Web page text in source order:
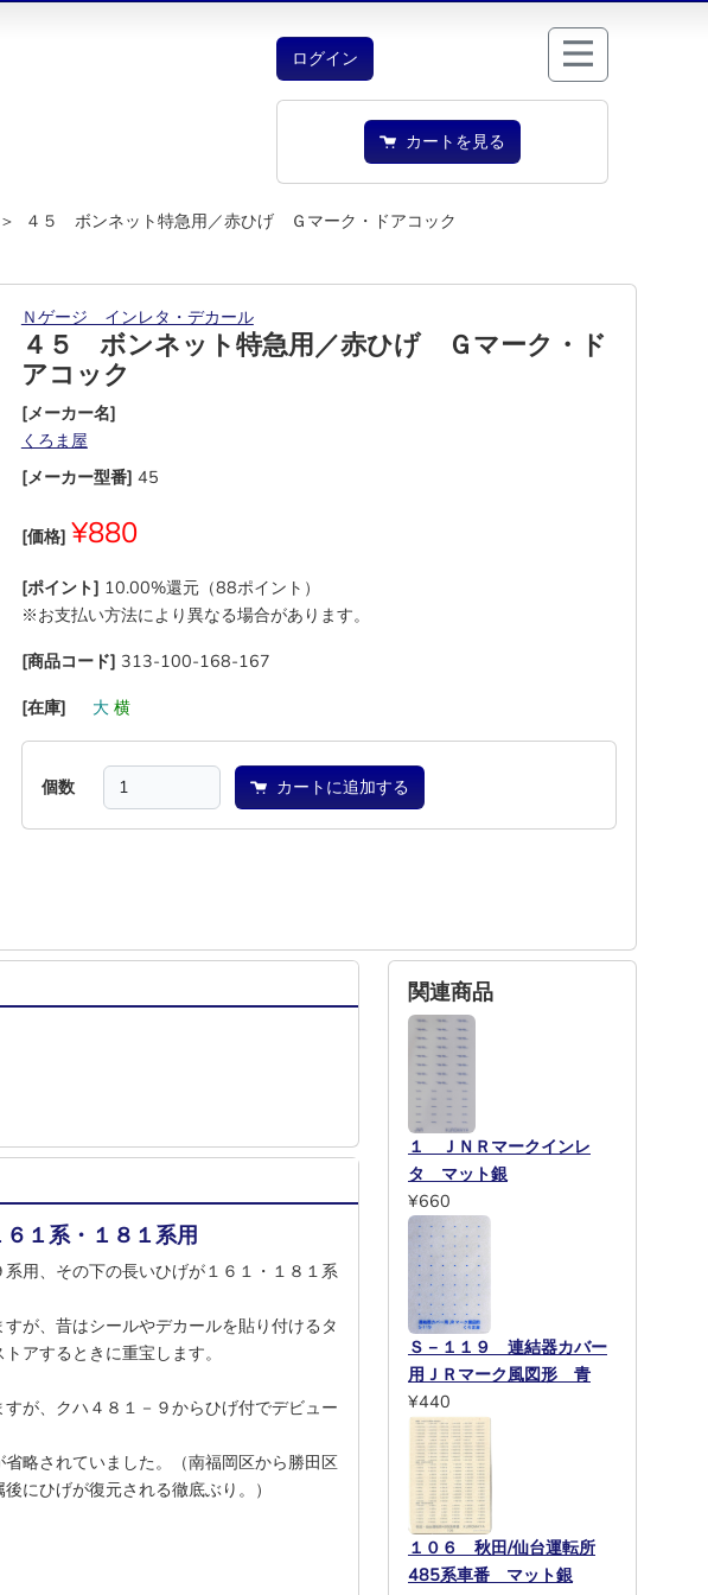
ログイン
カートを見る
＞ ４５ ボンネット特急用／赤ひげ Ｇマーク・ドアコック
Ｎゲージ インレタ・デカール
４５ ボンネット特急用／赤ひげ Ｇマーク・ド
アコック
[メーカー名]
くろま屋
[メーカー型番] 45
[価格] ¥880
[ポイント] 10.00%還元（88ポイント）
※お支払い方法により異なる場合があります。
[商品コード] 313-100-168-167
[在庫]
大 横
個数 カートに追加する
１系・１８１系用
用、その下の長いひげが１６１・１８１系
が、昔はシールやデカールを貼り付けるタ
アするときに重宝します。
が、クハ４８１－９からひげ付でデビュー
略されていました。（南福岡区から勝田区
にひげが復元される徹底ぶり。）
関連商品
１ ＪＮＲマークインレ
タ マット銀
¥660
Ｓ－１１９ 連結器カバー
用ＪＲマーク風図形 青
¥440
１０６ 秋田/仙台運転所
485系車番 マット銀